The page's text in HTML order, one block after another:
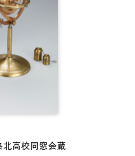
北高校同窓会蔵